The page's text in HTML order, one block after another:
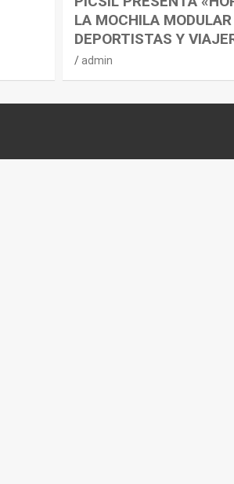
LA MOCHILA
DEPORTISTAS Y
admin